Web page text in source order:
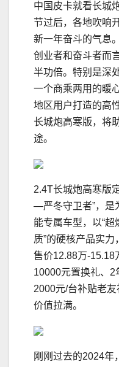
中国皮卡就看长城
节过后，各地吹响
新一年奋斗的气息
创业者和奋斗者而
半功倍。特别是深
一个商乘两用的暖
地区用户打造的高
长城炮高寒版，将
途。
2.4T长城炮高寒版
—严冬守卫者”，是
能专属车型，以“
质”的硬核产品实
售价12.88万-15.18
10000元置换礼、2
2000元/台补贴老友
价值拉满。
刚刚过去的2024年